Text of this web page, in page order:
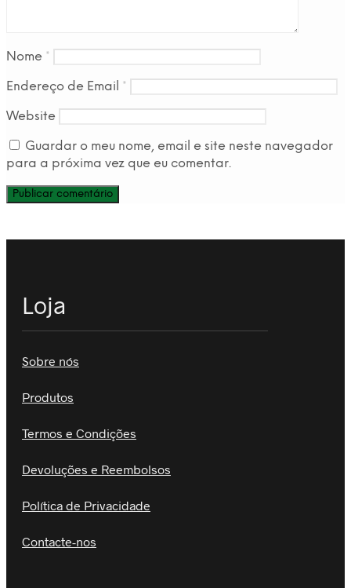
Nome *
Endereço de Email *
Website
Guardar o meu nome, email e site neste navegador
para a próxima vez que eu comentar.
Loja
Sobre nós
Produtos
Termos e Condições
Devoluções e Reembolsos
Política de Privacidade
Contacte-nos